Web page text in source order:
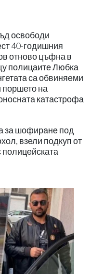
освободи
40-годишния
отновоцъфна в
полицаитеЛюбка
саобвиняеми
поршетона
катастрофа
за шофиране под
взели подкуп от
полицейската